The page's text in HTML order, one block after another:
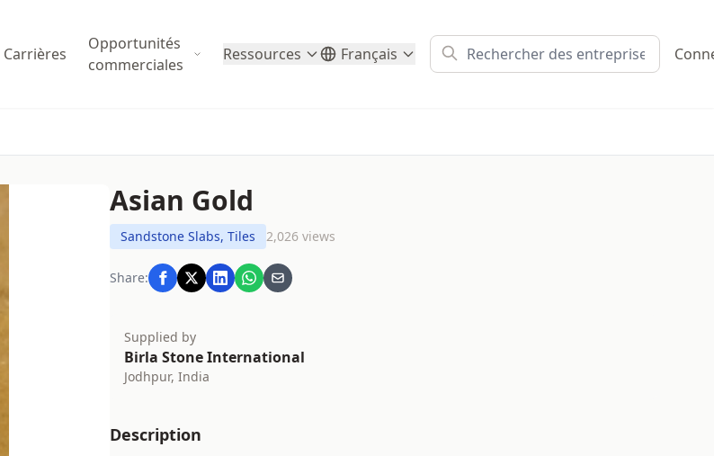
Carrières
Opportunités
commerciales
Ressources Français
Asian Gold
Sandstone Slabs, Tiles 2,026 views
Share:
Supplied by
Birla Stone International
Jodhpur, India
Description